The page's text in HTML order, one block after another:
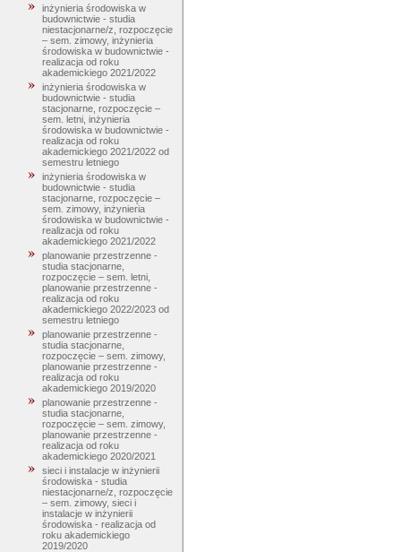
inżynieria środowiska w
budownictwie - studia
niestacjonarne/z, rozpoczęcie
– sem. zimowy, inżynieria
środowiska w budownictwie -
realizacja od roku
akademickiego 2021/2022
inżynieria środowiska w
budownictwie - studia
stacjonarne, rozpoczęcie –
sem. letni, inżynieria
środowiska w budownictwie -
realizacja od roku
akademickiego 2021/2022 od
semestru letniego
inżynieria środowiska w
budownictwie - studia
stacjonarne, rozpoczęcie –
sem. zimowy, inżynieria
środowiska w budownictwie -
realizacja od roku
akademickiego 2021/2022
planowanie przestrzenne -
studia stacjonarne,
rozpoczęcie – sem. letni,
planowanie przestrzenne -
realizacja od roku
akademickiego 2022/2023 od
semestru letniego
planowanie przestrzenne -
studia stacjonarne,
rozpoczęcie – sem. zimowy,
planowanie przestrzenne -
realizacja od roku
akademickiego 2019/2020
planowanie przestrzenne -
studia stacjonarne,
rozpoczęcie – sem. zimowy,
planowanie przestrzenne -
realizacja od roku
akademickiego 2020/2021
sieci i instalacje w inżynierii
środowiska - studia
niestacjonarne/z, rozpoczęcie
– sem. zimowy, sieci i
instalacje w inżynierii
środowiska - realizacja od
roku akademickiego
2019/2020